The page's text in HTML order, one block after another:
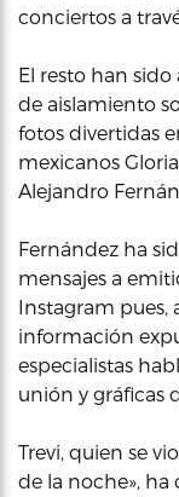
conciertos a
El resto han
de aislamiento
fotos divertidas
mexicanos
Alejandro
Fernández ha
mensajes a
Instagram pues,
información
especialistas
unión y gráficas
Trevi, quien se
de la noche», ha